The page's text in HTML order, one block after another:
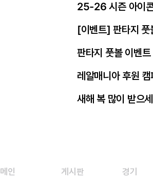
25-26 시즌 아이
[이벤트] 판타지 풋
판타지 풋볼 이벤
레알매니아 후원
새해 복 많이 받으
메인 게시판 경기